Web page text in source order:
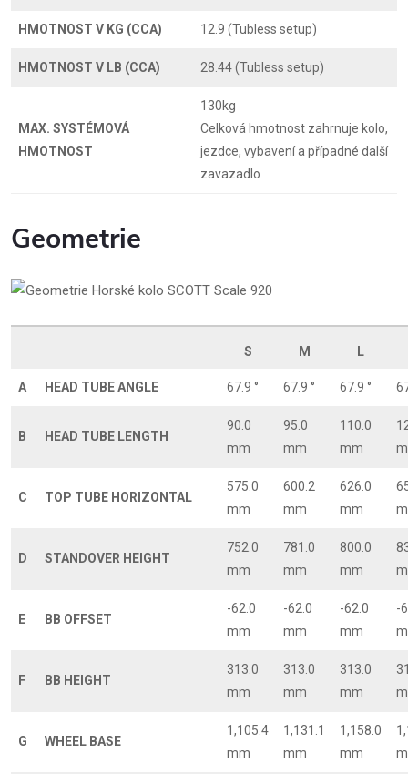
HMOTNOST V KG (CCA) 12.9 (Tubless setup)
HMOTNOST V LB (CCA) 28.44 (Tubless setup)
MAX. SYSTÉMOVÁ
HMOTNOST
130kg
Celková hmotnost zahrnuje kolo,
jezdce, vybavení a případné další
zavazadlo
Geometrie
S M L
A HEAD TUBE ANGLE 67.9 ° 67.9 ° 67.9 °
B HEAD TUBE LENGTH
90.0
mm
95.0
mm
110.0
mm
C TOP TUBE HORIZONTAL
575.0
mm
600.2
mm
626.0
mm
D STANDOVER HEIGHT
752.0
mm
781.0
mm
800.0
mm
E BB OFFSET
-62.0
mm
-62.0
mm
-62.0
mm
-
F BB HEIGHT
313.0
mm
313.0
mm
313.0
mm
G WHEEL BASE
1,105.4
mm
1,131.1
mm
1,158.0
mm